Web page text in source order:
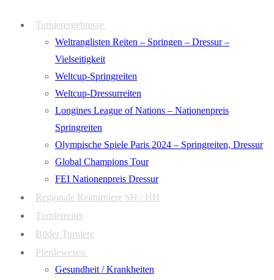
Turnierergebnisse
Weltranglisten Reiten – Springen – Dressur –
Vielseitigkeit
Weltcup-Springreiten
Weltcup-Dressurreiten
Longines League of Nations – Nationenpreis
Springreiten
Olympische Spiele Paris 2024 – Springreiten, Dressur
Global Champions Tour
FEI Nationenpreis Dressur
Regionale Reitturniere SH / HH
Turnierreiter
Bilder Turniere
Pferdewesen
Gesundheit / Krankheiten